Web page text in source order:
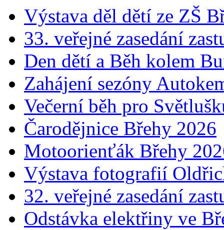
Výstava děl dětí ze ZŠ
33. veřejné zasedání
Den dětí a Běh kolem
Zahájení sezóny
Večerní běh pro
Čarodějnice Břehy 2026
Motoorienťák Břehy
Výstava fotografií
32. veřejné zasedání
Odstávka elektřiny ve